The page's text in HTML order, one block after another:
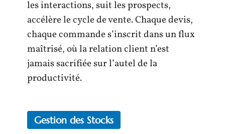
les interactions, suit les prospects,
accélère le cycle de vente. Chaque devis,
chaque commande s’inscrit dans un flux
maîtrisé, où la relation client n’est
jamais sacrifiée sur l’autel de la
productivité.
Gestion des Stocks